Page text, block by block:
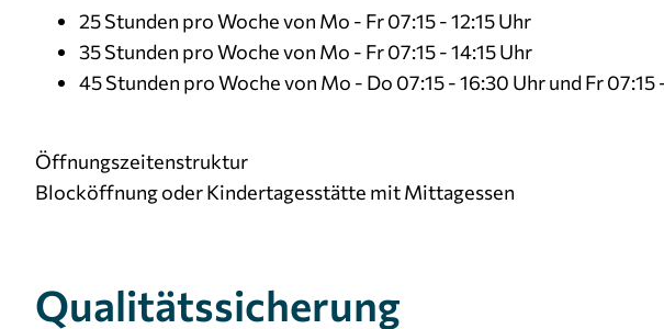
25 Stunden pro Woche von Mo - Fr 07:15 - 12:15 Uhr
35 Stunden pro Woche von Mo - Fr 07:15 - 14:15 Uhr
45 Stunden pro Woche von Mo - Do 07:15 - 16:30 Uhr und Fr 07:15
Öffnungszeitenstruktur
Blocköffnung oder Kindertagesstätte mit Mittagessen
Qualitätssicherung